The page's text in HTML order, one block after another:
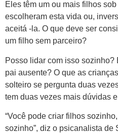
Eles têm um ou mais filhos
escolheram esta vida ou,
aceitá -la. O que deve ser
um filho sem parceiro?
Posso lidar com isso
pai ausente? O que as
solteiro se pergunta duas
tem duas vezes mais dúvidas
“Você pode criar filhos
sozinho”, diz o psicanalista de